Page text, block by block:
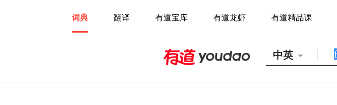
词典 翻译 有道宝库 有道龙虾 有道精品课
中英